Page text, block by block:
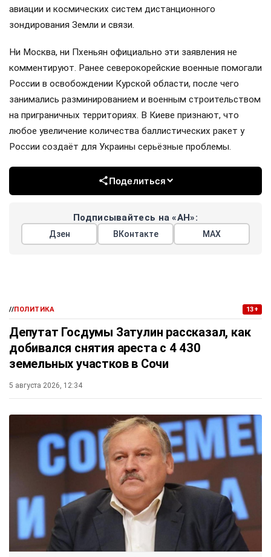
авиации и космических систем дистанционного
зондирования Земли и связи.
Ни Москва, ни Пхеньян официально эти заявления не
комментируют. Ранее северокорейские военные помогали
России в освобождении Курской области, после чего
занимались разминированием и военным строительством
на приграничных территориях. В Киеве признают, что
любое увеличение количества баллистических ракет у
России создаёт для Украины серьёзные проблемы.
Поделиться
Подписывайтесь на «АН»:
Дзен ВКонтакте МАХ
//ПОЛИТИКА 13+
Депутат Госдумы Затулин рассказал, как
добивался снятия ареста с 4 430
земельных участков в Сочи
5 августа 2026, 12:34